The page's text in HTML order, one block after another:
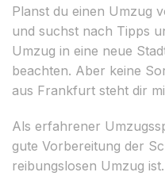
Planst du einen Umzug
und suchst nach Tipps
Umzug in eine neue
beachten. Aber keine
aus Frankfurt steht dir
Als erfahrener
gute Vorbereitung der
reibungslosen Umzug